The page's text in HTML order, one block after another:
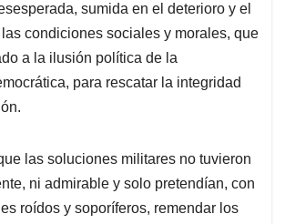
sumida en el deterioro y el
condiciones sociales y morales, que
a la ilusión política de la
para rescatar la integridad
las soluciones militares no tuvieron
ni admirable y solo pretendían, con
roídos y soporíferos, remendar los